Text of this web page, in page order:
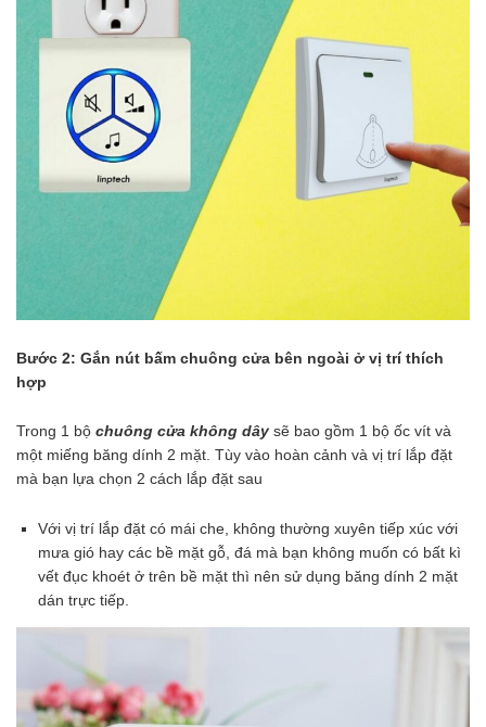
Bước 2: Gắn nút bấm chuông cửa bên ngoài ở vị trí thích
hợp
Trong 1 bộ chuông cửa không dây sẽ bao gồm 1 bộ ốc vít và
một miếng băng dính 2 mặt. Tùy vào hoàn cảnh và vị trí lắp đặt
mà bạn lựa chọn 2 cách lắp đặt sau
Với vị trí lắp đặt có mái che, không thường xuyên tiếp xúc với
mưa gió hay các bề mặt gỗ, đá mà bạn không muốn có bất kì
vết đục khoét ở trên bề mặt thì nên sử dụng băng dính 2 mặt
dán trực tiếp.